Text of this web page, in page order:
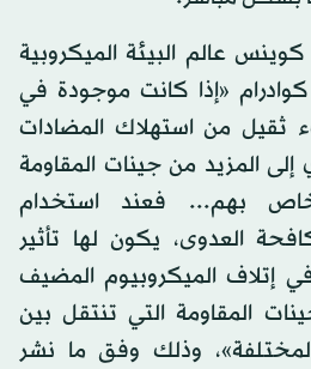
عالم البيئة الميكروبية
«إذا كانت موجودة في
من استهلاك المضادات
إلى المزيد من جينات المقاومة
بهم... فعند استخدام
العدوى، يكون لها تأثير
إتلاف الميكروبيوم المضيف
المقاومة التي تنتقل بين
وذلك وفق ما نشر